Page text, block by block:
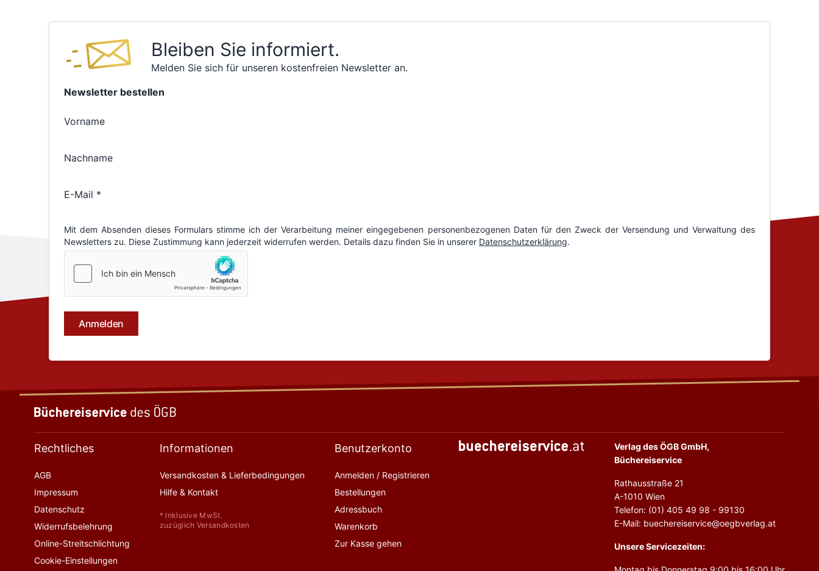
Bleiben Sie informiert.
Melden Sie sich für unseren kostenfreien Newsletter an.
Rechtliches
AGB
Impressum
Datenschutz
Widerrufsbelehrung
Online-Streitschlichtung
Cookie-Einstellungen
Informationen
Versandkosten & Lieferbedingungen
Hilfe & Kontakt
* Inklusive MwSt.
zuzüglich Versandkosten
Benutzerkonto
Anmelden / Registrieren
Bestellungen
Adressbuch
Warenkorb
Zur Kasse gehen
Verlag des ÖGB GmbH,
Büchereiservice
Rathausstraße 21
A-1010 Wien
Telefon: (01) 405 49 98 - 99130
E-Mail: buechereiservice@oegbverlag.at
Unsere Servicezeiten: